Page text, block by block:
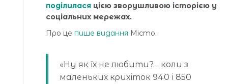
поділилася цією зворушливою історією у
соціальних мережах.
Про це пише видання Місто.
«Ну як їх не любити?… коли з
маленьких крихіток 940 і 850